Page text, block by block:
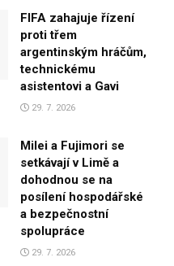
FIFA zahajuje řízení
proti třem
argentinským hráčům,
technickému
asistentovi a Gavi
29. 7. 2026
Milei a Fujimori se
setkávají v Limě a
dohodnou se na
posílení hospodářské
a bezpečnostní
spolupráce
29. 7. 2026